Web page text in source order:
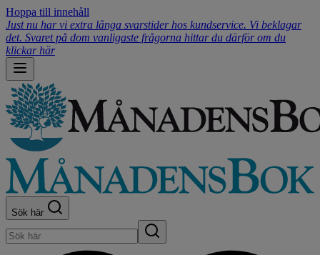
Hoppa till innehåll
Just nu har vi extra långa svarstider hos kundservice. Vi beklagar
det. Svaret på dom vanligaste frågorna hittar du därför om du
klickar här
Sök här